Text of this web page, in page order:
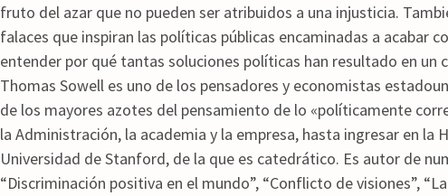
fruto del azar que no pueden ser atribuidos a una injusticia.
falaces que inspiran las políticas públicas encaminadas a acabar
entender por qué tantas soluciones políticas han resultado en un
Thomas Sowell es uno de los pensadores y economistas
de los mayores azotes del pensamiento de lo «políticamente
la Administración, la academia y la empresa, hasta ingresar en la
Universidad de Stanford, de la que es catedrático. Es autor de
“Discriminación positiva en el mundo”, “Conflicto de visiones”,